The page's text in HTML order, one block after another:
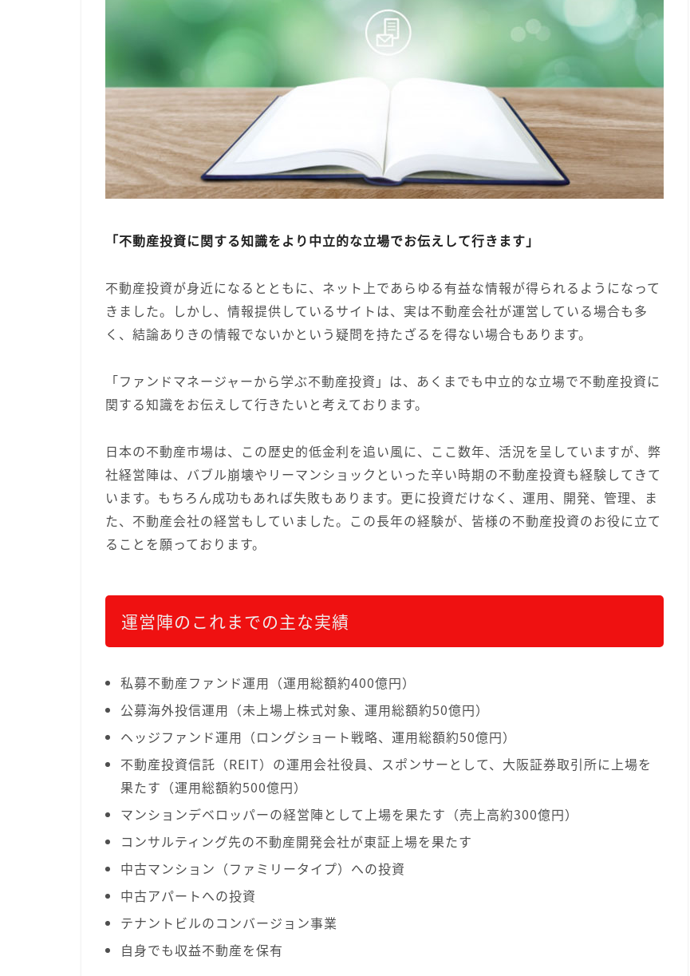
「不動産投資に関する知識をより中立的な立場でお伝えして行きます」
不動産投資が身近になるとともに、ネット上であらゆる有益な情報が得られるようになって
きました。しかし、情報提供しているサイトは、実は不動産会社が運営している場合も多
く、結論ありきの情報でないかという疑問を持たざるを得ない場合もあります。
「ファンドマネージャーから学ぶ不動産投資」は、あくまでも中立的な立場で不動産投資に
関する知識をお伝えして行きたいと考えております。
日本の不動産市場は、この歴史的低金利を追い風に、ここ数年、活況を呈していますが、弊
社経営陣は、バブル崩壊やリーマンショックといった辛い時期の不動産投資も経験してきて
います。もちろん成功もあれば失敗もあります。更に投資だけなく、運用、開発、管理、ま
た、不動産会社の経営もしていました。この長年の経験が、皆様の不動産投資のお役に立て
ることを願っております。
運営陣のこれまでの主な実績
私募不動産ファンド運用（運用総額約400億円）
公募海外投信運用（未上場上株式対象、運用総額約50億円）
ヘッジファンド運用（ロングショート戦略、運用総額約50億円）
不動産投資信託（REIT）の運用会社役員、スポンサーとして、大阪証券取引所に上場を
果たす（運用総額約500億円）
マンションデベロッパーの経営陣として上場を果たす（売上高約300億円）
コンサルティング先の不動産開発会社が東証上場を果たす
中古マンション（ファミリータイプ）への投資
中古アパートへの投資
テナントビルのコンバージョン事業
自身でも収益不動産を保有